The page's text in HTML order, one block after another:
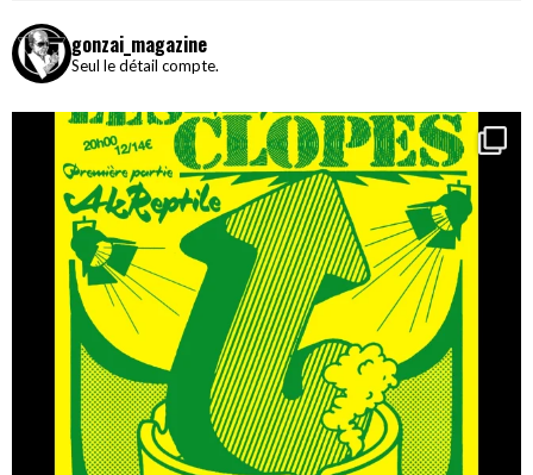
gonzai_magazine
Seul le détail compte.